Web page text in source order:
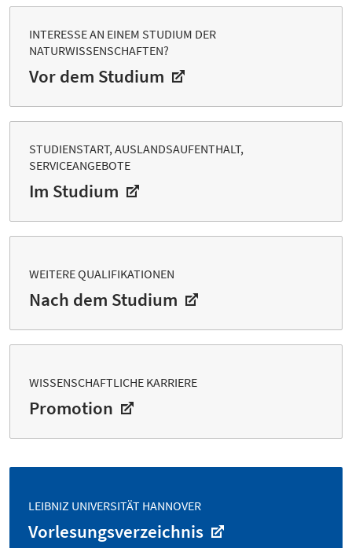
INTERESSE AN EINEM STUDIUM DER
NATURWISSENSCHAFTEN?
Vor dem Studium
STUDIENSTART, AUSLANDSAUFENTHALT,
SERVICEANGEBOTE
Im Studium
WEITERE QUALIFIKATIONEN
Nach dem Studium
WISSENSCHAFTLICHE KARRIERE
Promotion
LEIBNIZ UNIVERSITÄT HANNOVER
Vorlesungsverzeichnis